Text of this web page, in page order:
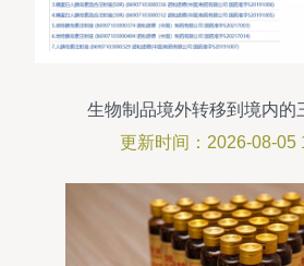
生物制品境外转移到境内的
更新时间：2026-08-05